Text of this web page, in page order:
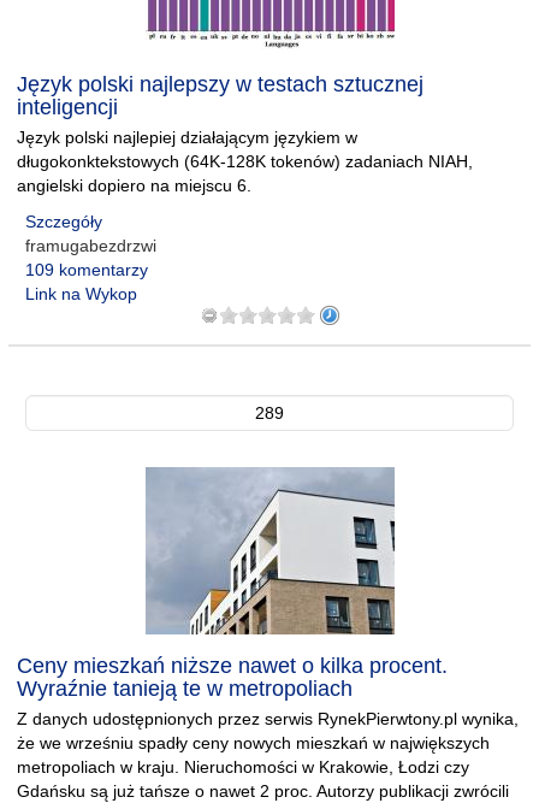
Język polski najlepszy w testach sztucznej
inteligencji
Język polski najlepiej działającym językiem w
długokonktekstowych (64K-128K tokenów) zadaniach NIAH,
angielski dopiero na miejscu 6.
Szczegóły
framugabezdrzwi
109 komentarzy
Link na Wykop
289
Ceny mieszkań niższe nawet o kilka procent.
Wyraźnie tanieją te w metropoliach
Z danych udostępnionych przez serwis RynekPierwtony.pl wynika,
że we wrześniu spadły ceny nowych mieszkań w największych
metropoliach w kraju. Nieruchomości w Krakowie, Łodzi czy
Gdańsku są już tańsze o nawet 2 proc. Autorzy publikacji zwrócili